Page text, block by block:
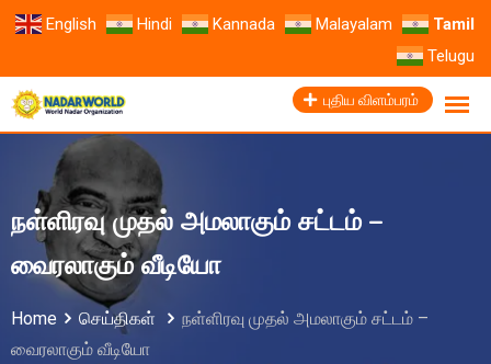
English Hindi Kannada Malayalam
Tamil
Telugu
புதிய விளம்பரம்
நள்ளிரவு முதல் அமலாகும் சட்டம் –
வைரலாகும் வீடியோ
Home செய்திகள்
நள்ளிரவு முதல் அமலாகும் சட்டம் –
வைரலாகும் வீடியோ